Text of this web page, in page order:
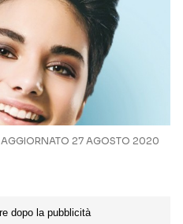
AGGIORNATO 27 AGOSTO 2020